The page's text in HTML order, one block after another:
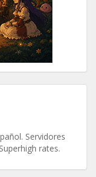
Servidores
rates.